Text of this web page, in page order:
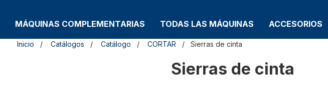
MÁQUINAS COMPLEMENTARIAS TODAS LAS MÁQUINAS ACCESORIOS
Inicio Catálogos Catálogo CORTAR Sierras de cinta
Sierras de cinta